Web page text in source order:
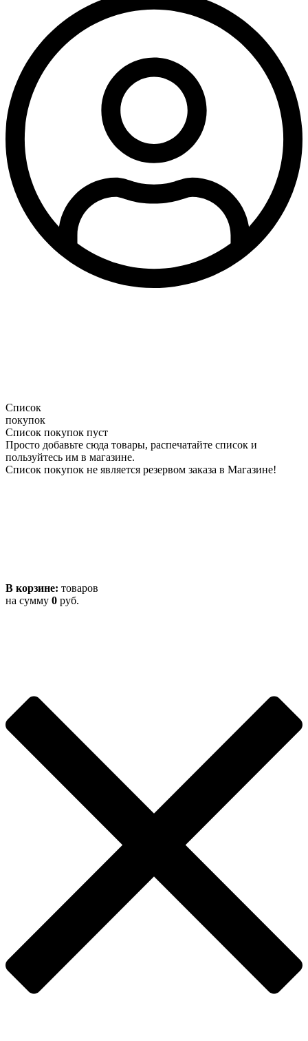
Список
покупок
Список покупок пуст
Просто добавьте сюда товары, распечатайте список и
пользуйтесь им в магазине.
Список покупок не является резервом заказа в Магазине!
В корзине: товаров
на сумму 0 руб.